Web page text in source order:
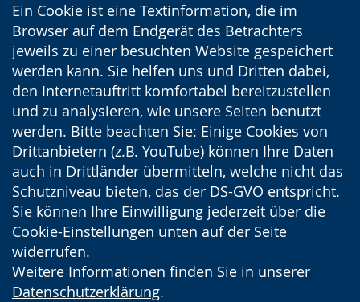
Ein Cookie ist eine Textinformation, die im
Browser auf dem Endgerät des Betrachters
jeweils zu einer besuchten Website gespeichert
werden kann. Sie helfen uns und Dritten dabei,
den Internetauftritt komfortabel bereitzustellen
und zu analysieren, wie unsere Seiten benutzt
werden. Bitte beachten Sie: Einige Cookies von
Drittanbietern (z.B. YouTube) können Ihre Daten
auch in Drittländer übermitteln, welche nicht das
Schutzniveau bieten, das der DS-GVO entspricht.
Sie können Ihre Einwilligung jederzeit über die
Cookie-Einstellungen unten auf der Seite
widerrufen.
Weitere Informationen finden Sie in unserer
Datenschutzerklärung.